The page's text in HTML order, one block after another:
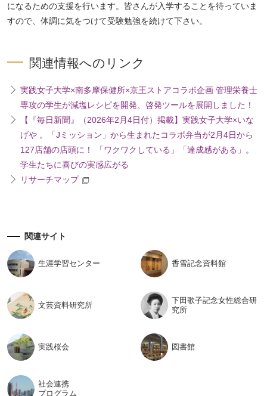
になるための支援を行います。皆さんが入学することを待っていま
すので、体調に気をつけて受験勉強を続けて下さい。
関連情報へのリンク
実践女子大学×南多摩保健所×京王ストアコラボ企画 管理栄養士
専攻の学生が減塩レシピを開発、啓発ツールを展開しました！
【『毎日新聞』（2026年2月4日付）掲載】実践女子大学×いな
げや 。「Jミッション」から生まれたコラボ弁当が2月4日から
127店舗の店頭に！ 「ワクワクしている」「達成感がある」。
学生たちに喜びの実感広がる
リサーチマップ
関連サイト
生涯学習センター 香雪記念資料館
文芸資料研究所
下田歌子記念女性総合研
究所
実践桜会 図書館
社会連携
プログラム